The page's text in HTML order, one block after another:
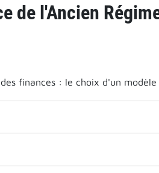
de l'Ancien
finances : le choix d'un